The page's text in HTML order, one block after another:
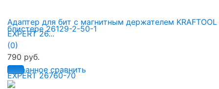
избранное сравнить
Адаптер для бит с магнитным держателем KRAFTOOL
EXPERT 26...
(0)
790 руб.